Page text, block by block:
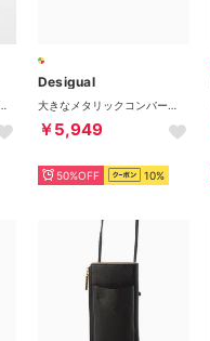
Desigual
￥5,949
50%OFF 10%